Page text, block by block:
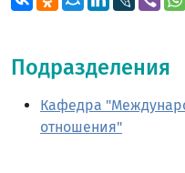
Подразделения
Кафедра
отношения"